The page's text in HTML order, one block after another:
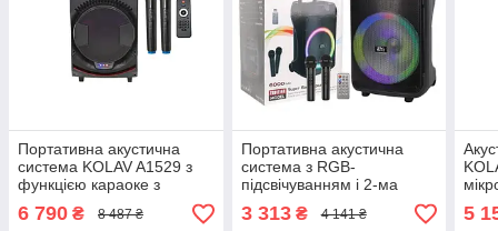
Портативна акустична
система KOLAV A1529 з
функцією караоке з
мікрофоном, Потужність
60 Вт, чорна
6 790 ₴ 8 487 ₴
Портативна акустична
система з RGB-
підсвічуванням і 2-ма
мікрофонами Sing-e
ZQS12148 50W, 6000mAh
3 313₴ 4 141 ₴
40
5